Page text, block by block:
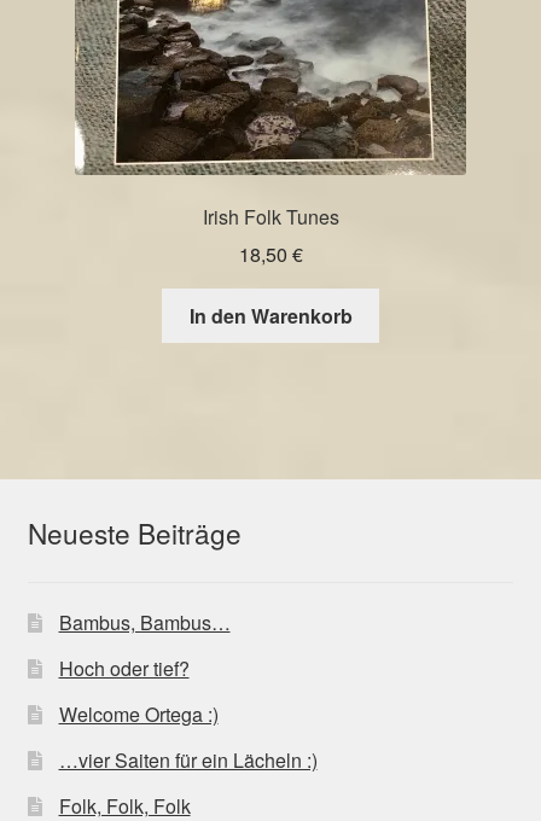
Irish Folk Tunes
18,50 €
In den Warenkorb
Neueste Beiträge
Bambus, Bambus…
Hoch oder tief?
Welcome Ortega :)
…vier Saiten für ein Lächeln :)
Folk, Folk, Folk